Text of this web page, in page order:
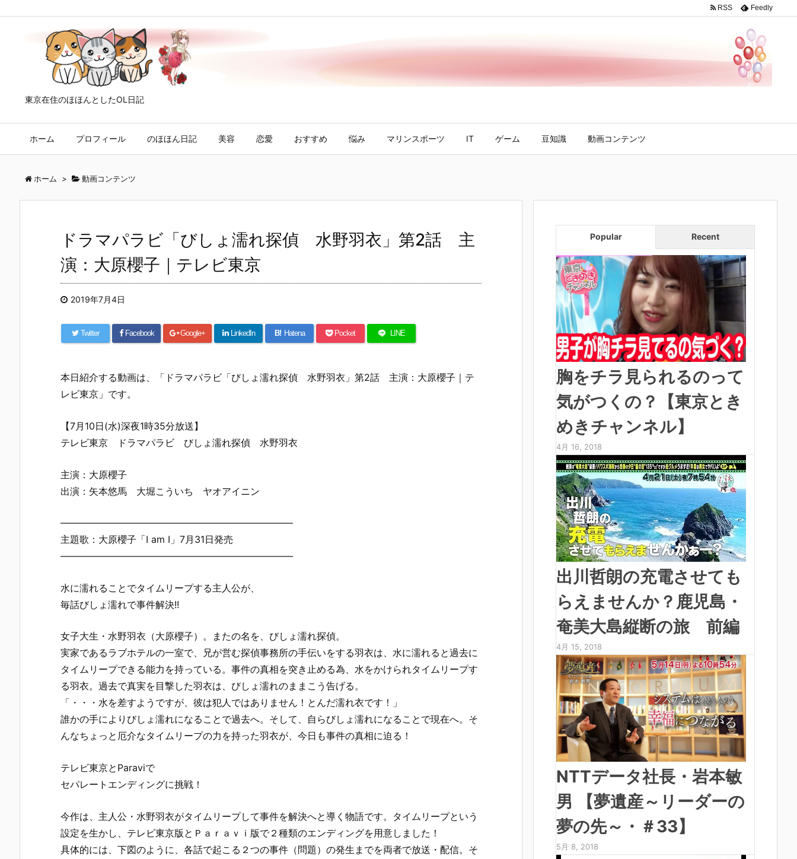
東京在住のほほんとしたOL日記
ホーム プロフィール のほほん日記 美容 恋愛 おすすめ 悩み マリンスポーツ IT ゲーム 豆知識 動画コンテンツ
RSS Feedly
ホーム > 動画コンテンツ
ドラマパラビ「びしょ濡れ探偵 水野羽衣」第2話 主
演：大原櫻子｜テレビ東京
2019年7月4日
Twitter Facebook Google+ LinkedIn B! Hatena Pocket LINE
本日紹介する動画は、「ドラマパラビ「びしょ濡れ探偵 水野羽衣」第2話 主演：大原櫻子｜テ
レビ東京」です。
【7月10日(水)深夜1時35分放送】
テレビ東京 ドラマパラビ びしょ濡れ探偵 水野羽衣
主演：大原櫻子
出演：矢本悠馬 大堀こういち ヤオアイニン
————————————————————————–
主題歌：大原櫻子「I am I」7月31日発売
————————————————————————–
水に濡れることでタイムリープする主人公が、
毎話びしょ濡れで事件解決!!
女子大生・水野羽衣（大原櫻子）。またの名を、びしょ濡れ探偵。
実家であるラブホテルの一室で、兄が営む探偵事務所の手伝いをする羽衣は、水に濡れると過去に
タイムリープできる能力を持っている。事件の真相を突き止める為、水をかけられタイムリープす
る羽衣。過去で真実を目撃した羽衣は、びしょ濡れのままこう告げる。
「・・・水を差すようですが、彼は犯人ではありません！とんだ濡れ衣です！」
誰かの手によりびしょ濡れになることで過去へ。そして、自らびしょ濡れになることで現在へ。そ
んなちょっと厄介なタイムリープの力を持った羽衣が、今日も事件の真相に迫る！
テレビ東京とParaviで
セパレートエンディングに挑戦！
今作は、主人公・水野羽衣がタイムリープして事件を解決へと導く物語です。タイムリープという
設定を生かし、テレビ東京版とＰａｒａｖｉ版で２種類のエンディングを用意しました！
具体的には、下図のように、各話で起こる２つの事件（問題）の発生までを両者で放送・配信。そ
Popular Recent
胸をチラ見られるのって
気がつくの？【東京とき
めきチャンネル】
4月 16, 2018
出川哲朗の充電させても
らえませんか？鹿児島・
奄美大島縦断の旅 前編
4月 15, 2018
NTTデータ社長・岩本敏
男 【夢遺産～リーダーの
夢の先～・＃33】
5月 8, 2018